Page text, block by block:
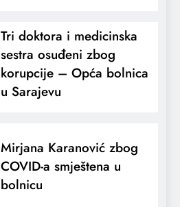
Tri doktora i medicinska
sestra osuđeni zbog
korupcije – Opća bolnica
u Sarajevu
Mirjana Karanović zbog
COVID-a smještena u
bolnicu